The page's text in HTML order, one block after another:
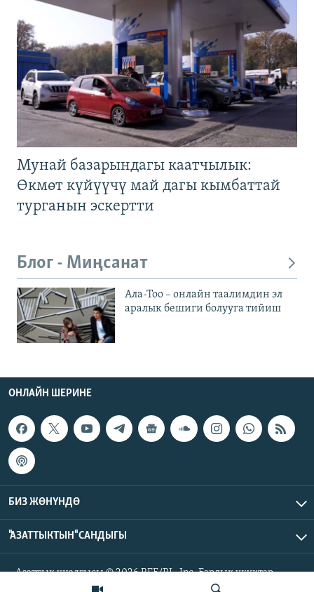
Мунай базарындагы каатчылык:
Өкмөт күйүүчү май дагы кымбаттай
турганын эскертти
Блог - Миңсанат
Ала-Тоо – онлайн таалимдин эл
аралык бешиги болууга тийиш
ОНЛАЙН ШЕРИНЕ
БИЗ ЖӨНҮНДӨ
"АЗАТТЫКТЫН" САНДЫГЫ
Азаттык үналгысы © 2026 RFE/RL, Inc. Бардык укуктар